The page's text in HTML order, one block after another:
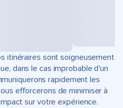
itinéraires sont soigneusement
dans le cas improbable d'un
rapidement les
efforcerons de minimiser à
sur votre expérience.